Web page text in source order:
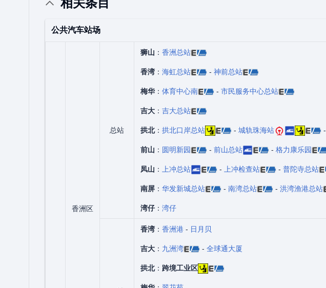
公共汽车站场
香洲区
总站
狮山 ： 香洲总站
香湾 ： 海虹总站 - 神前总站
梅华： 体育中心南 - 市民服务中心总站
吉大 ： 吉大总站
拱北： 拱北口岸总站 - 城轨珠海站 -
前山 ： 圆明新园 - 前山总站 - 格力康乐园
凤山 ： 上冲总站 - 上冲检查站 - 普陀寺总站
南屏 ： 华发新城总站 - 南湾总站 - 洪湾渔港总站
湾仔 ： 湾仔
香湾 ： 香洲港 - 日月贝
吉大 ： 九洲湾 - 全球通大厦
拱北： 跨境工业区